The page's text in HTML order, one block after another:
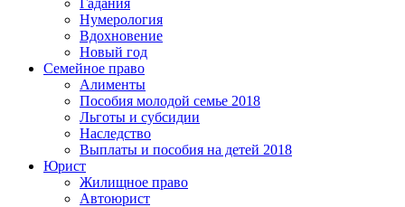
Нумерология
Вдохновение
Новый год
Семейное право
Алименты
Пособия молодой семье 2018
Льготы и субсидии
Наследство
Выплаты и пособия на детей 2018
Юрист
Жилищное право
Автоюрист